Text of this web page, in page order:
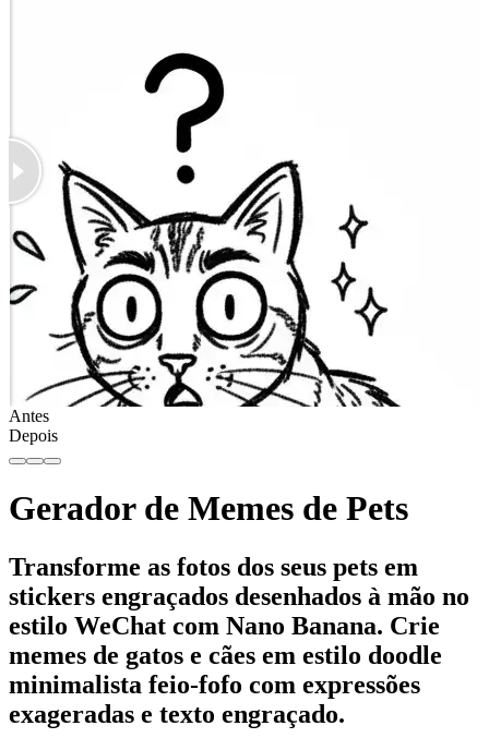
Antes
Depois
Gerador de Memes de Pets
Transforme as fotos dos seus pets em
stickers engraçados desenhados à mão no
estilo WeChat com Nano Banana. Crie
memes de gatos e cães em estilo doodle
minimalista feio-fofo com expressões
exageradas e texto engraçado.